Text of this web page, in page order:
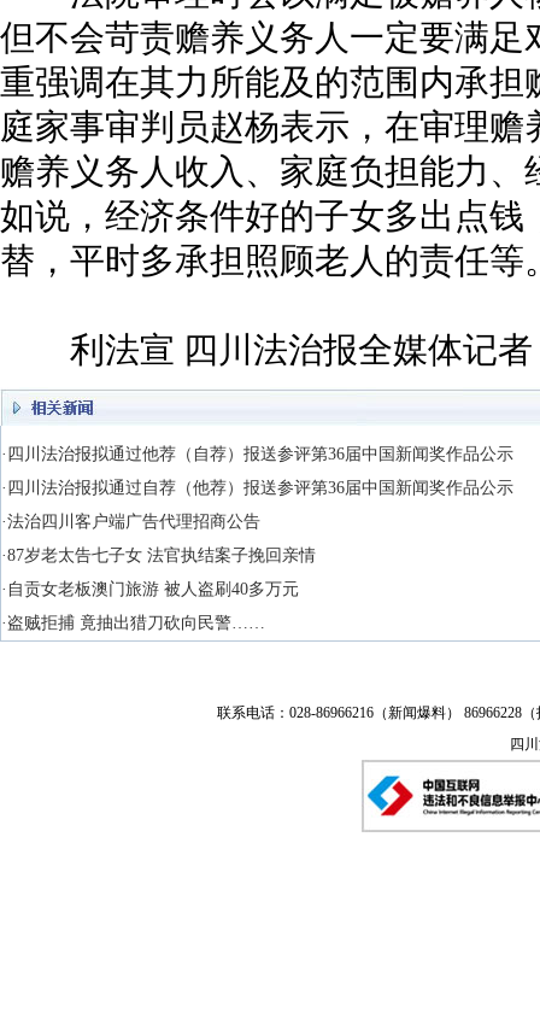
但不会苛责赡养义务人一定要满
重强调在其力所能及的范围内承
庭家事审判员赵杨表示，在审理
赡养义务人收入、家庭负担能力
如说，经济条件好的子女多出点
替，平时多承担照顾老人的责任等
利法宣 四川法治报全媒体记者
·四川法治报拟通过他荐（自荐）报送参评第36届中国新闻奖作品公示
·四川法治报拟通过自荐（他荐）报送参评第36届中国新闻奖作品公示
·法治四川客户端广告代理招商公告
·87岁老太告七子女 法官执结案子挽回亲情
·自贡女老板澳门旅游 被人盗刷40多万元
·盗贼拒捕 竟抽出猎刀砍向民警……
联系电话：028-86966216（新闻爆料） 86966228
四